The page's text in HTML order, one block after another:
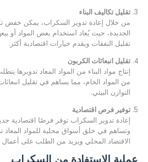
تقليل تكاليف البناء
من خلال إعادة تدوير السكراب، يمكن خفض
الجديدة، حيث يُعاد استخدام بعض المواد أو
تقليل النفقات ويقدم خيارات اقتصادية أكثر.
تقليل انبعاثات الكربون
إنتاج مواد البناء من المواد المعاد تدويرها
من المواد الخام، مما يساهم في تقليل
التوازن البيئي.
توفير فرص اقتصادية
إعادة تدوير السكراب توفر فرصًا اقتصادية
وتساهم في خلق أسواق محلية للمواد المعاد
الاقتصاد المحلي ويزيد من الطلب على أعمال
عملية الاستفادة من السكراب